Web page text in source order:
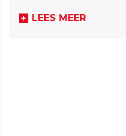
LEES MEER